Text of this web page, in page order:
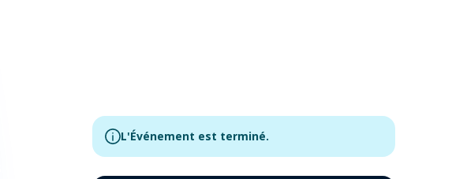
L'Événement est terminé.